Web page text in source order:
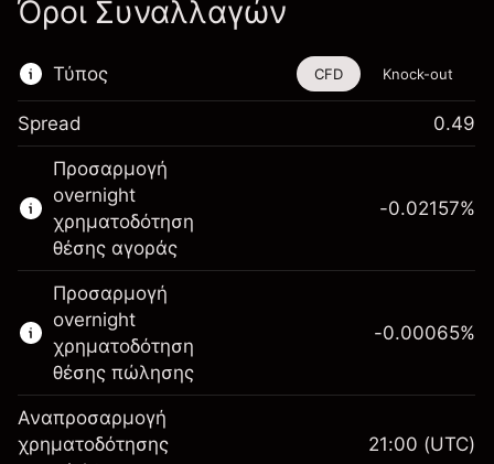
Όροι Συναλλαγών
Τύπος
Αυτό το χρηματοοικονομικό εργαλείο είναι
διαθέσιμο για διαπραγμάτευση μέσω CFDs
και Knock-outs.
Μάθετε περισσότερα σχετικά με:
CFDs
Knock-outs
CFD Knock-out
Spread 0.49
Προσαρμογή
overnight
χρηματοδότηση
θέσης αγοράς
Περιθώριο. Η επένδυσή
$1,000.00
-0.02157%
Προσαρμογή
overnight
χρηματοδότηση
θέσης πώλησης
-0.00065%
Αναπροσαρμογή
χρηματοδότησης
21:00 (UTC)